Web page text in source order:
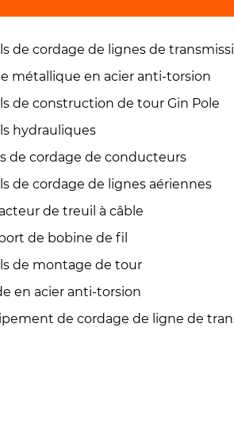
de cordage de lignes de
métallique en acier anti-torsion
de construction de tour Gin Pole
hydrauliques
de cordage de conducteurs
de cordage de lignes aériennes
de treuil à câble
de bobine de fil
de montage de tour
en acier anti-torsion
de cordage de ligne de